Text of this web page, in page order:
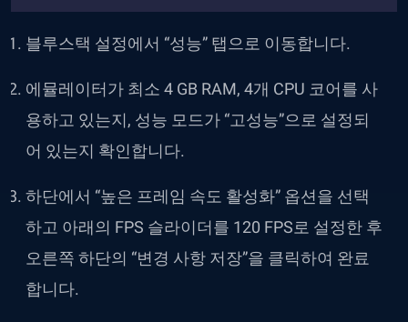
블루스택 설정에서 “성능” 탭으로 이동합니다.
에뮬레이터가 최소 4 GB RAM, 4개 CPU 코어를 사
용하고 있는지, 성능 모드가 “고성능”으로 설정되
어 있는지 확인합니다.
하단에서 “높은 프레임 속도 활성화” 옵션을 선택
하고 아래의 FPS 슬라이더를 120 FPS로 설정한 후
오른쪽 하단의 “변경 사항 저장”을 클릭하여 완료
합니다.